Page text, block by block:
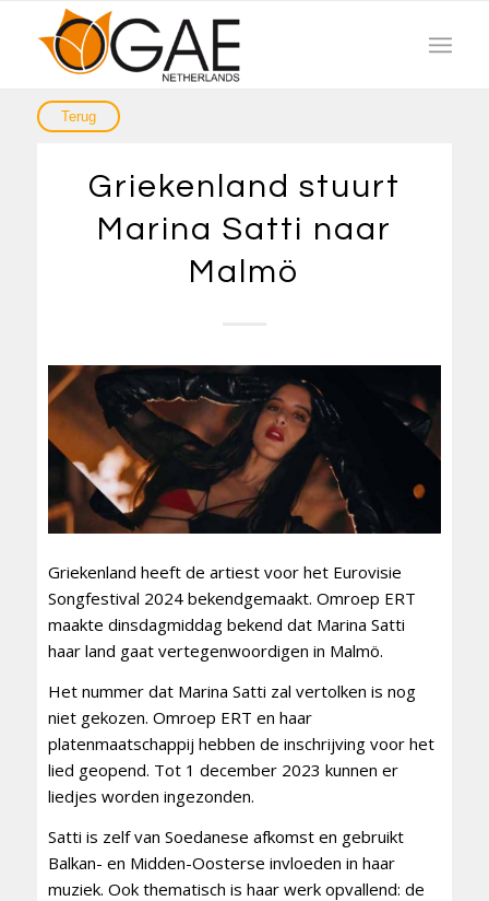
Griekenland stuurt
Marina Satti naar
Malmö
Griekenland heeft de artiest voor het Eurovisie
Songfestival 2024 bekendgemaakt. Omroep ERT
maakte dinsdagmiddag bekend dat Marina Satti
haar land gaat vertegenwoordigen in Malmö.
Het nummer dat Marina Satti zal vertolken is nog
niet gekozen. Omroep ERT en haar
platenmaatschappij hebben de inschrijving voor het
lied geopend. Tot 1 december 2023 kunnen er
liedjes worden ingezonden.
Satti is zelf van Soedanese afkomst en gebruikt
Balkan- en Midden-Oosterse invloeden in haar
muziek. Ook thematisch is haar werk opvallend: de